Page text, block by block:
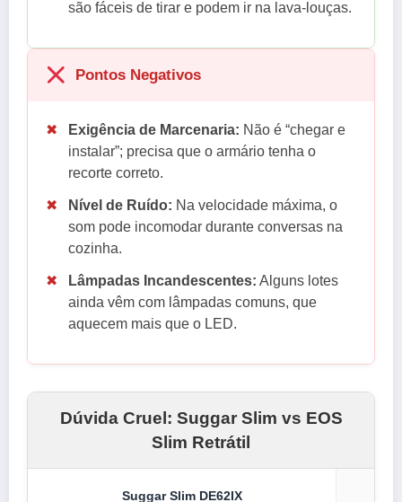
são fáceis de tirar e podem ir na lava-louças.
Pontos Negativos
✖ Exigência de Marcenaria: Não é “chegar e
instalar”; precisa que o armário tenha o
recorte correto.
✖ Nível de Ruído: Na velocidade máxima, o
som pode incomodar durante conversas na
cozinha.
✖ Lâmpadas Incandescentes: Alguns lotes
ainda vêm com lâmpadas comuns, que
aquecem mais que o LED.
Dúvida Cruel: Suggar Slim vs EOS
Slim Retrátil
Suggar Slim DE62IX